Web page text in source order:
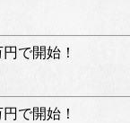
で開始！
で開始！